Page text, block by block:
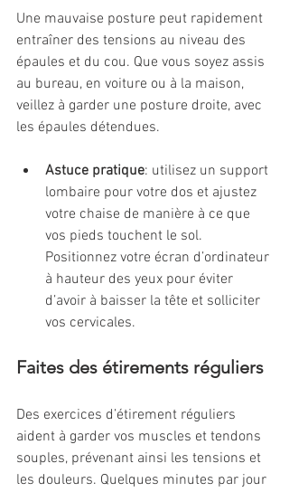
Une mauvaise posture peut rapidement
entraîner des tensions au niveau des
épaules et du cou. Que vous soyez assis
au bureau, en voiture ou à la maison,
veillez à garder une posture droite, avec
les épaules détendues.
Astuce pratique: utilisez un support
lombaire pour votre dos et ajustez
votre chaise de manière à ce que
vos pieds touchent le sol.
Positionnez votre écran d’ordinateur
à hauteur des yeux pour éviter
d’avoir à baisser la tête et solliciter
vos cervicales.
Faites des étirements réguliers
Des exercices d’étirement réguliers
aident à garder vos muscles et tendons
souples, prévenant ainsi les tensions et
les douleurs. Quelques minutes par jour